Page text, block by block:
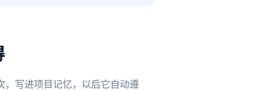
写进项目记忆，以后它自动遵